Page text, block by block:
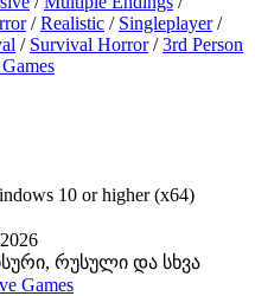
/Realistic / Singleplayer/
/ Survival Horror/3rd Person
10 or higher (x64)
რუსული და სხვა
Games